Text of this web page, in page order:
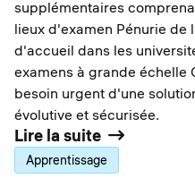
supplémentaires
lieux d'examen Pénurie
d'accueil dans les
examens à grande échelle
besoin urgent d'une
évolutive et sécurisée.
Lire la suite
Apprentissage